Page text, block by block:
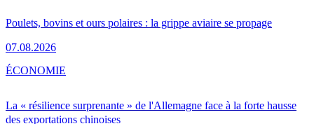
Poulets, bovins et ours polaires : la grippe aviaire se propage
07.08.2026
La « résilience surprenante » de l'Allemagne face à la forte hausse
des exportations chinoises
ÉCONOMIE